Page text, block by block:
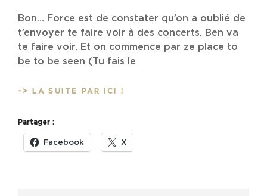
Bon… Force est de constater qu’on a oublié de
t’envoyer te faire voir à des concerts. Ben va
te faire voir. Et on commence par ze place to
be to be seen (Tu fais le
-> LA SUITE PAR ICI !
DE
LA
Partager :
Facebook X